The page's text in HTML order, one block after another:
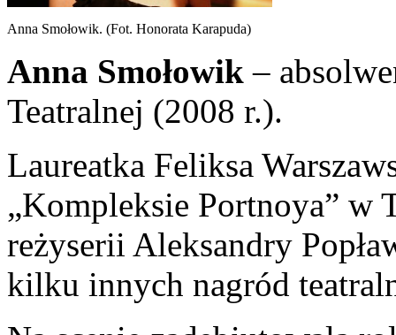
Anna Smołowik. (Fot. Honorata Karapuda)
Anna Smołowik –
Teatralnej (2008 r.).
Laureatka Feliksa
„Kompleksie Portnoya” w
reżyserii Aleksandry
kilku innych nagród